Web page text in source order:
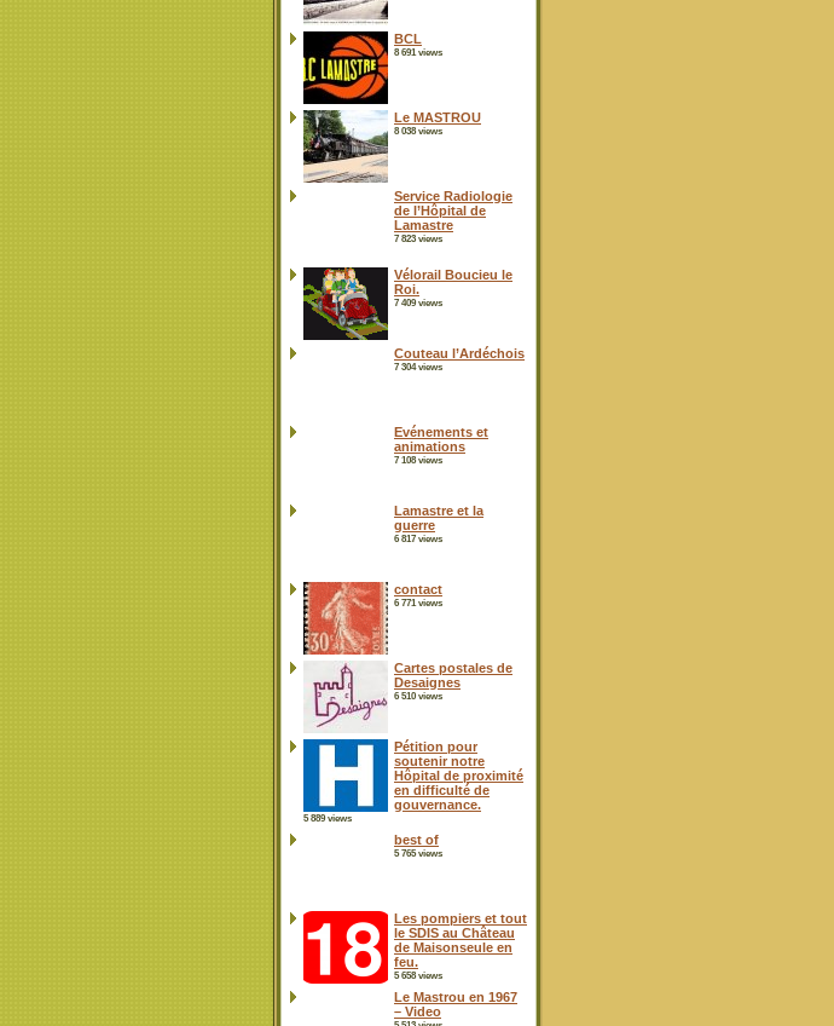
BCL
8 691 views
Le MASTROU
8 038 views
Service Radiologie
de l’Hôpital de
Lamastre
7 823 views
Vélorail Boucieu le
Roi.
7 409 views
Couteau l’Ardéchois
7 304 views
Evénements et
animations
7 108 views
Lamastre et la
guerre
6 817 views
contact
6 771 views
Cartes postales de
Desaignes
6 510 views
Pétition pour
soutenir notre
Hôpital de proximité
en difficulté de
gouvernance.
5 889 views
best of
5 765 views
Les pompiers et tout
le SDIS au Château
de Maisonseule en
feu.
5 658 views
Le Mastrou en 1967
– Video